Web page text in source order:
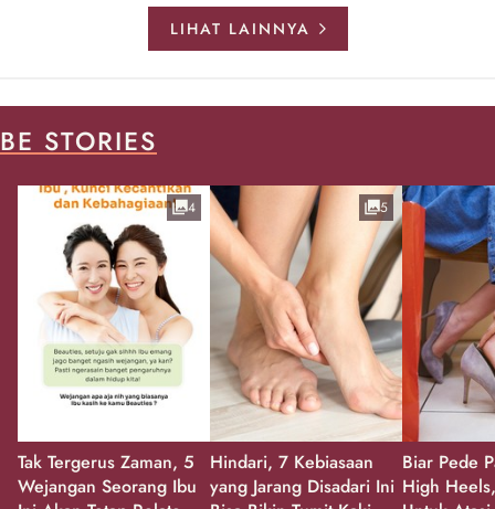
LIHAT LAINNYA
BE STORIES
Tak Tergerus Zaman, 5
Wejangan Seorang Ibu
4
Hindari, 7 Kebiasaan
yang Jarang Disadari Ini
5
Biar Pede
High